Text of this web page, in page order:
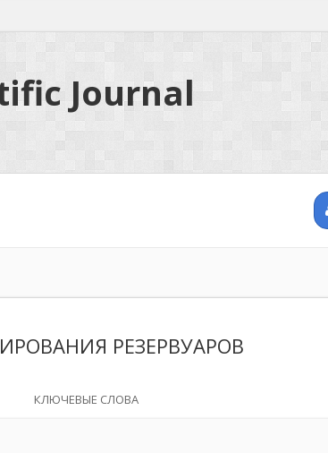
Journal
РЕЗЕРВУАРОВ
КЛЮЧЕВЫЕ СЛОВА